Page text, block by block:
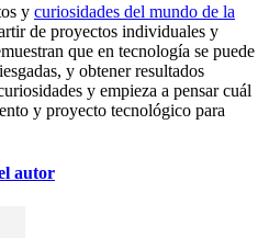
y curiosidades del mundo de la
de proyectos individuales y
que en tecnología se puede
y obtener resultados
y empieza a pensar cuál
y proyecto tecnológico para
autor